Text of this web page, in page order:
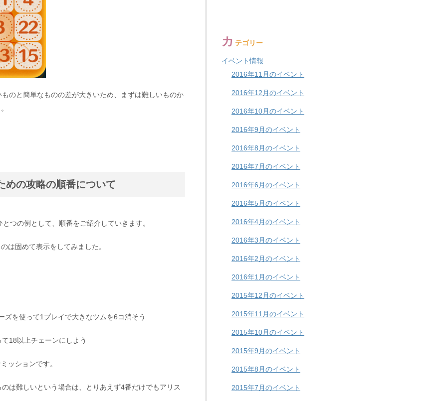
のと簡単なものの差が大きいため、まずは難しいものか
めの攻略の順番について
つの例として、順番をご紹介していきます。
は固めて表示をしてみました。
ズを使って1プレイで大きなツムを6コ消そう
18以上チェーンにしよう
ッションです。
は難しいという場合は、とりあえず4番だけでもアリス
カ テゴリー
イベント情報
2016年11月のイベント
2016年12月のイベント
2016年10月のイベント
2016年9月のイベント
2016年8月のイベント
2016年7月のイベント
2016年6月のイベント
2016年5月のイベント
2016年4月のイベント
2016年3月のイベント
2016年2月のイベント
2016年1月のイベント
2015年12月のイベント
2015年11月のイベント
2015年10月のイベント
2015年9月のイベント
2015年8月のイベント
2015年7月のイベント